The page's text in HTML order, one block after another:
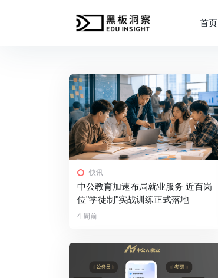
首页
快讯
中公教育加速布局就业服务 近百岗
位"学徒制"实战训练正式落地
4 周前